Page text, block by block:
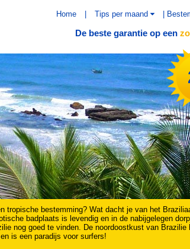
Home Tips per maand
De beste garantie op een
tropische bestemming? Wat dacht je van het
badplaats is levendig en in de nabijgelegen
nog goed te vinden. De noordoostkust van Brazilie
en is een paradijs voor surfers!